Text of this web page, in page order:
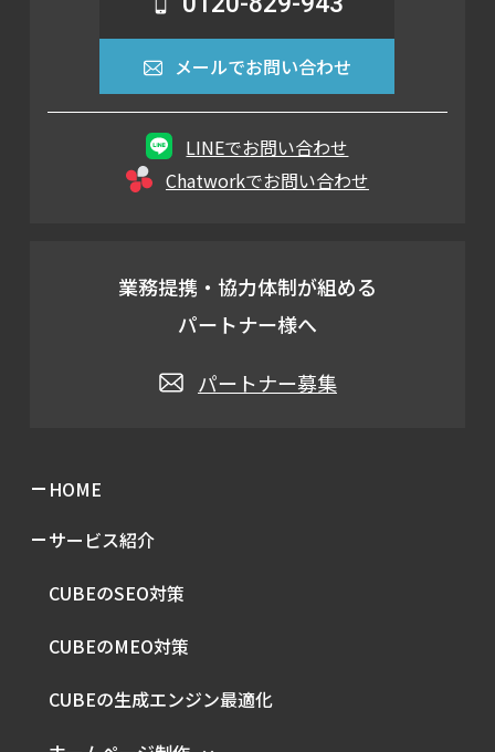
メールでお問い合わせ
LINEでお問い合わせ
Chatworkでお問い合わせ
業務提携・協力体制が組める
パートナー様へ
パートナー募集
HOME
サービス紹介
CUBEのSEO対策
CUBEのMEO対策
CUBEの生成エンジン最適化